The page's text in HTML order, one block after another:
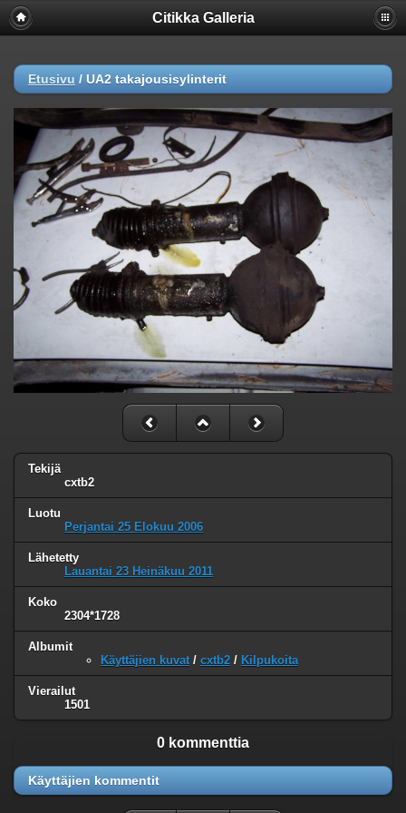
Citikka Galleria
Etusivu / UA2 takajousisylinterit
Tekijä
cxtb2
Luotu
Perjantai 25 Elokuu 2006
Lähetetty
Lauantai 23 Heinäkuu 2011
Koko
2304*1728
Albumit
Käyttäjien kuvat / cxtb2 / Kilpukoita
Vierailut
1501
0 kommenttia
Käyttäjien kommentit